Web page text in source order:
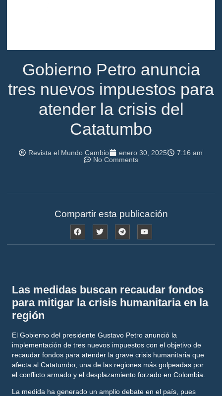
Gobierno Petro anuncia
tres nuevos impuestos para
atender la crisis del
Catatumbo
Revista el Mundo Cambio enero 30, 2025
7:16 am
No Comments
Compartir esta publicación
Las medidas buscan recaudar fondos
para mitigar la crisis humanitaria en la
región
El Gobierno del presidenteGustavo Petro anunció la
implementación detres nuevos impuestos con el objetivo de
recaudar fondos para atender la grave crisis humanitaria que
afecta alCatatumbo , una de las regiones más golpeadas por
el conflicto armado y el desplazamiento forzado en Colombia.
La medida ha generado un amplio debate en el país, pues